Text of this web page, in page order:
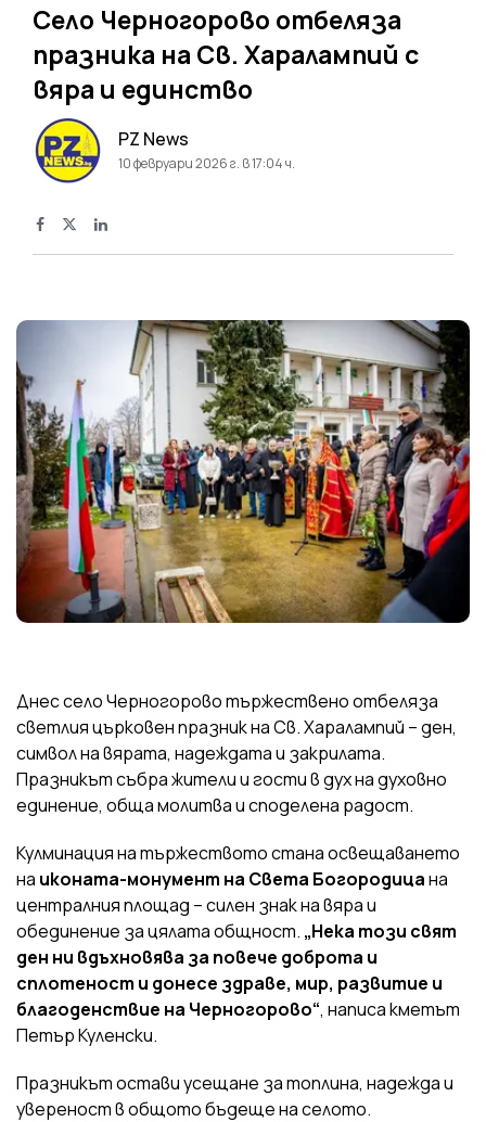
Село Черногорово отбеляза
празника на Св. Харалампий с
вяра и единство
PZ News
10 февруари 2026 г. в 17:04 ч.
Днес село Черногорово тържествено отбеляза
светлия църковен празник на Св. Харалампий – ден,
символ на вярата, надеждата и закрилата.
Празникът събра жители и гости в дух на духовно
единение, обща молитва и споделена радост.
Кулминация на тържеството стана освещаването
на иконата-монумент на Света Богородицана
централния площад – силен знак на вяра и
обединение за цялата общност. „Нека този свят
ден ни вдъхновява за повече доброта и
сплотеност и донесе здраве, мир, развитие и
благоденствие на Черногорово“, написакметът
Петър Куленски.
Празникът остави усещане за топлина, надежда и
увереност в общото бъдеще на селото.